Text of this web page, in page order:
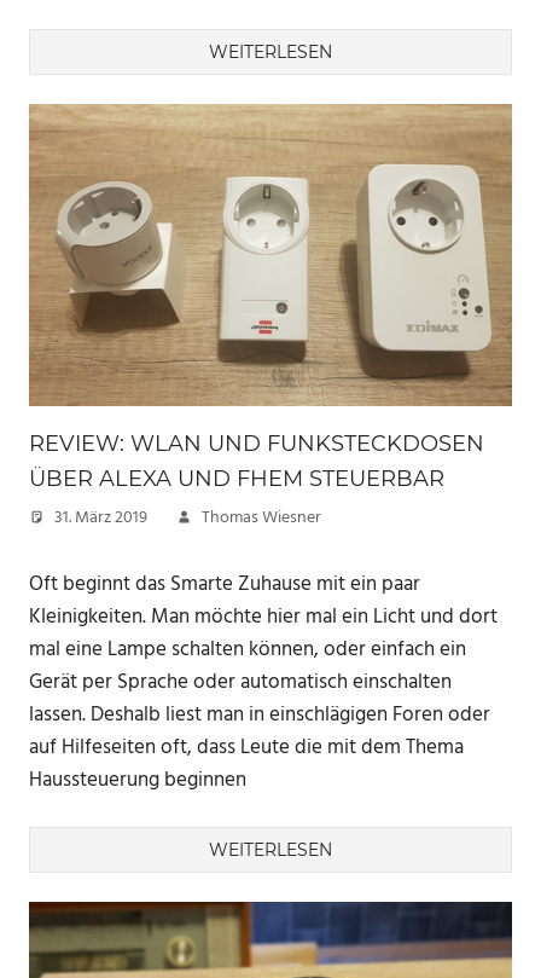
WEITERLESEN
REVIEW: WLAN UND FUNKSTECKDOSEN
ÜBER ALEXA UND FHEM STEUERBAR
31. März 2019 Thomas Wiesner
Oft beginnt das Smarte Zuhause mit ein paar
Kleinigkeiten. Man möchte hier mal ein Licht und dort
mal eine Lampe schalten können, oder einfach ein
Gerät per Sprache oder automatisch einschalten
lassen. Deshalb liest man in einschlägigen Foren oder
auf Hilfeseiten oft, dass Leute die mit dem Thema
Haussteuerung beginnen
WEITERLESEN